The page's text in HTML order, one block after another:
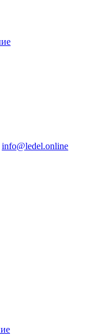
info@ledel.online